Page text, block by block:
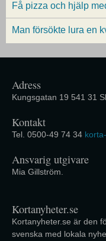
Få pizza och hjälp
Man försökte lura en
Adress
Kungsgatan 19 541 31
Kontakt
Tel. 0500-49 74 34
Ansvarig utgivare
Mia Gillström.
Kortanyheter.se
Kortanyheter.se är den
svenska med lokala